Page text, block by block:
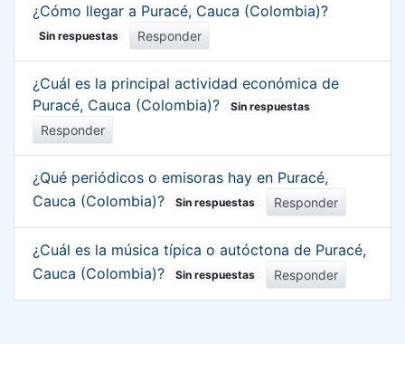
¿Cómo llegar a Puracé, Cauca (Colombia)?
Sin respuestas Responder
¿Cuál es la principal actividad económica de
Puracé, Cauca (Colombia)?
Sin respuestas
Responder
¿Qué periódicos o emisoras hay en Puracé,
Cauca (Colombia)?
Sin respuestas Responder
¿Cuál es la música típica o autóctona de Puracé,
Cauca (Colombia)?
Sin respuestas Responder